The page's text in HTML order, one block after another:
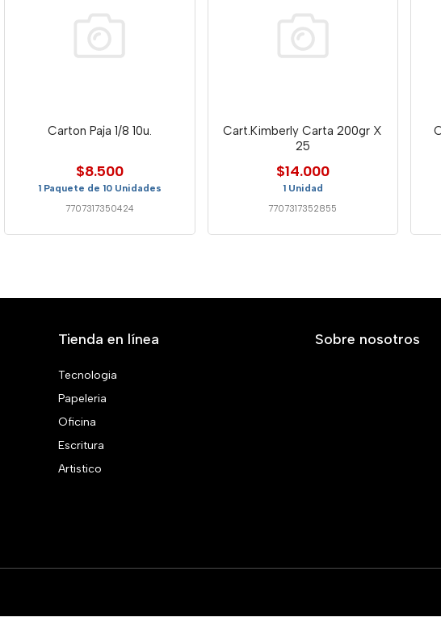
Carton Paja 1/8 10u.
$8.500
1 Paquete de 10 Unidades
7707317350424
Cart.Kimberly Carta 200gr X
25
$14.000
1 Unidad
7707317352855
Tienda en línea
Tecnologia
Papeleria
Oficina
Escritura
Artistico
Sobre nosotros